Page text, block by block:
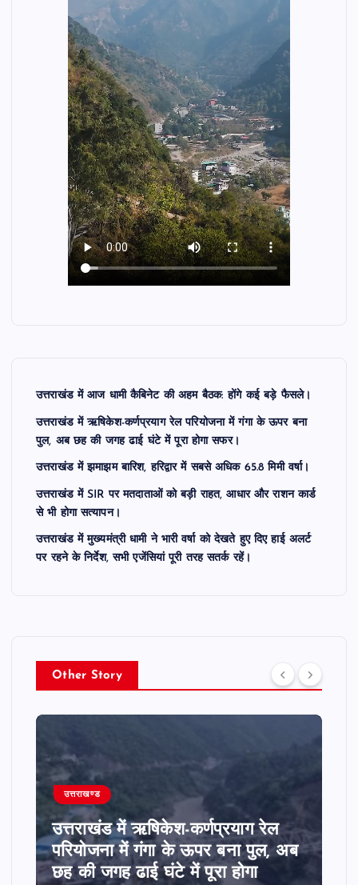
उत्तराखंड में आज धामी कैबिनेट की अहम बैठक: होंगे कई बड़े फैसले।
उत्तराखंड में ऋषिकेश-कर्णप्रयाग रेल परियोजना में गंगा के ऊपर बना
पुल, अब छह की जगह ढाई घंटे में पूरा होगा सफर।
उत्तराखंड में झमाझम बारिश, हरिद्वार में सबसे अधिक 65.8 मिमी वर्षा।
उत्तराखंड में SIR पर मतदाताओं को बड़ी राहत, आधार और राशन कार्ड
से भी होगा सत्यापन।
उत्तराखंड में मुख्यमंत्री धामी ने भारी वर्षा को देखते हुए दिए हाई अलर्ट
पर रहने के निर्देश, सभी एजेंसियां पूरी तरह सतर्क रहें।
Other Story
उत्तराखण्ड
उत्तराखंड में ऋषिकेश-कर्णप्रयाग रेल
परियोजना में गंगा के ऊपर बना पुल, अब
छह की जगह ढाई घंटे में पूरा होगा